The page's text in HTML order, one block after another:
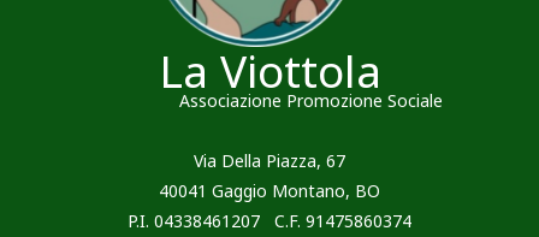
La Viottola
Associazione Promozione Sociale
Via Della Piazza, 67
40041 Gaggio Montano, BO
P.I. 04338461207 C.F. 91475860374